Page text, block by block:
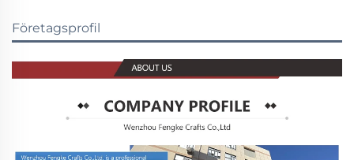
Företagsprofil